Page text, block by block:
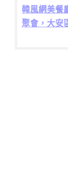
韓風網美餐
聚會，大安